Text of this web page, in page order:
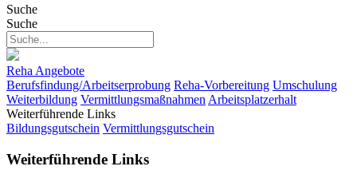
Suche
Suche
Reha Angebote
Berufsfindung/Arbeitserprobung Reha-Vorbereitung Umschulung
Weiterbildung Vermittlungsmaßnahmen Arbeitsplatzerhalt
Weiterführende Links
Bildungsgutschein Vermittlungsgutschein
Weiterführende Links